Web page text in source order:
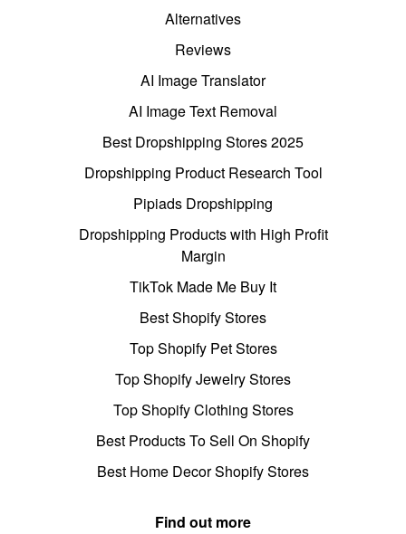
Alternatives
Reviews
AI Image Translator
AI Image Text Removal
Best Dropshipping Stores 2025
Dropshipping Product Research Tool
Pipiads Dropshipping
Dropshipping Products with High Profit
Margin
TikTok Made Me Buy It
Best Shopify Stores
Top Shopify Pet Stores
Top Shopify Jewelry Stores
Top Shopify Clothing Stores
Best Products To Sell On Shopify
Best Home Decor Shopify Stores
Find out more